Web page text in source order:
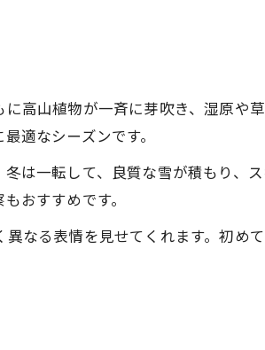
高山植物が一斉に芽吹き、湿原や
適なシーズンです。
は一転して、良質な雪が積もり、
おすすめです。
なる表情を見せてくれます。初め